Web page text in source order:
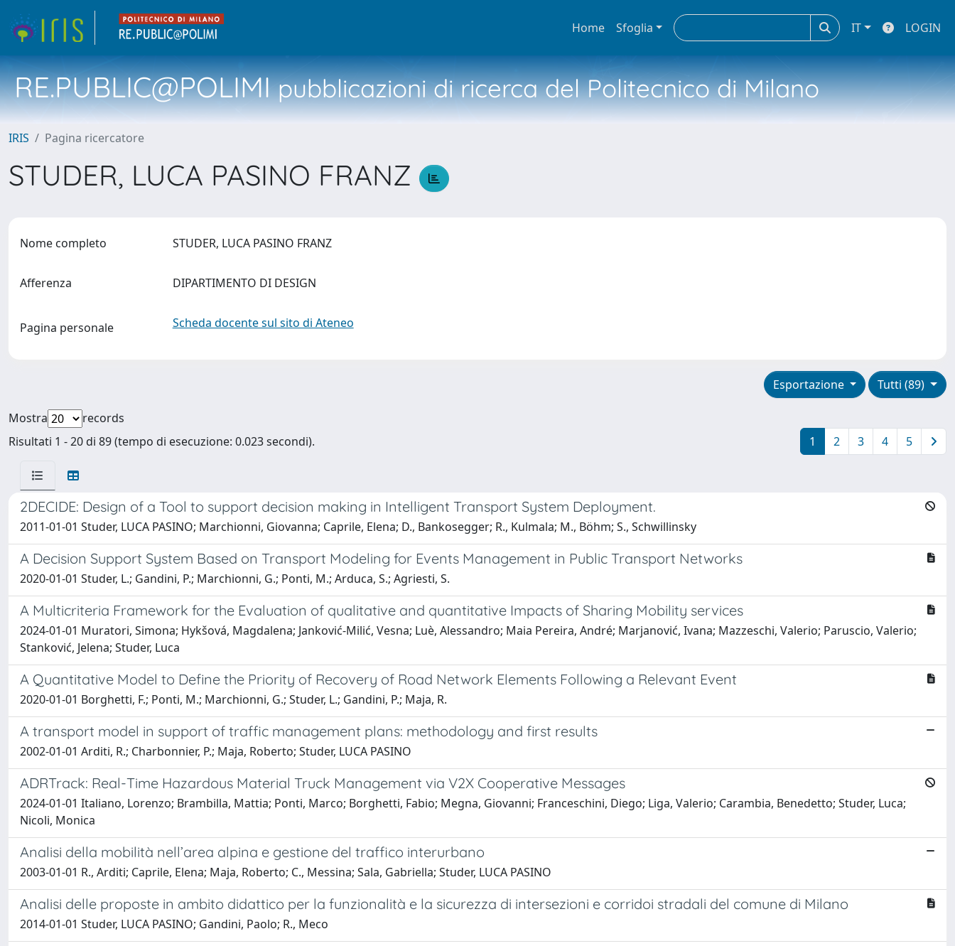
Home Sfoglia IT LOGIN
RE.PUBLIC@POLIMIpubblicazioni di ricerca del Politecnico di Milano
IRIS Pagina ricercatore
STUDER, LUCA PASINO FRANZ
Nome completo STUDER, LUCA PASINO FRANZ
Afferenza DIPARTIMENTO DI DESIGN
Pagina personale Scheda docente sul sito di Ateneo
Tutti (89)
Esportazione
Mostra
records
Risultati 1 - 20 di 89 (tempo di esecuzione: 0.023 secondi).
1 2 3 4 5
2DECIDE: Design of a Tool to support decision making in Intelligent Transport System Deployment.
2011-01-01 Studer, LUCA PASINO; Marchionni, Giovanna; Caprile, Elena; D., Bankosegger; R., Kulmala; M., Böhm; S., Schwillinsky
A Decision Support System Based on Transport Modeling for Events Management in Public Transport Networks
2020-01-01 Studer, L.; Gandini, P.; Marchionni, G.; Ponti, M.; Arduca, S.; Agriesti, S.
A Multicriteria Framework for the Evaluation of qualitative and quantitative Impacts of Sharing Mobility services
2024-01-01 Muratori, Simona; Hykšová, Magdalena; Janković-Milić, Vesna; Luè, Alessandro; Maia Pereira, André; Marjanović, Ivana; Mazzeschi, Valerio; Paruscio, Valerio;
Stanković, Jelena; Studer, Luca
A Quantitative Model to Define the Priority of Recovery of Road Network Elements Following a Relevant Event
2020-01-01 Borghetti, F.; Ponti, M.; Marchionni, G.; Studer, L.; Gandini, P.; Maja, R.
A transport model in support of traffic management plans: methodology and first results
2002-01-01 Arditi, R.; Charbonnier, P.; Maja, Roberto; Studer, LUCA PASINO
ADRTrack: Real-Time Hazardous Material Truck Management via V2X Cooperative Messages
2024-01-01 Italiano, Lorenzo; Brambilla, Mattia; Ponti, Marco; Borghetti, Fabio; Megna, Giovanni; Franceschini, Diego; Liga, Valerio; Carambia, Benedetto; Studer, Luca;
Nicoli, Monica
Analisi della mobilità nell’area alpina e gestione del traffico interurbano
2003-01-01 R., Arditi; Caprile, Elena; Maja, Roberto; C., Messina; Sala, Gabriella; Studer, LUCA PASINO
Analisi delle proposte in ambito didattico per la funzionalità e la sicurezza di intersezioni e corridoi stradali del comune di Milano
2014-01-01 Studer, LUCA PASINO; Gandini, Paolo; R., Meco